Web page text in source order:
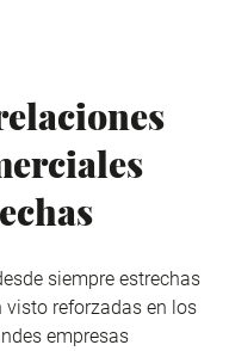
siempre estrechas
visto reforzadas en los
empresas